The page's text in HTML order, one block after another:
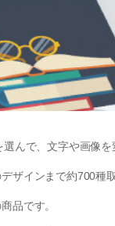
んで、文字や画像を
ザインまで約700種
品です。